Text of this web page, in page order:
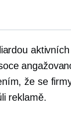
že se
reklamě.